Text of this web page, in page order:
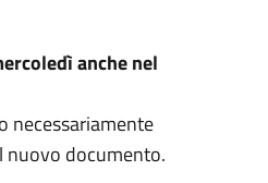
anche nel
necessariamente
nuovo documento.